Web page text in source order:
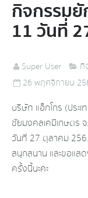
กิจกรรม
11 วันที่
Super User
กิ
26 พฤศจิกายน
บริษัท แอ็กโกร (ประ
ชัยมงคลเคมีเกษตร
วันที่ 27 ตุลาคม
สนุกสนาน และขอแส
ครั้งนี้นะคะ